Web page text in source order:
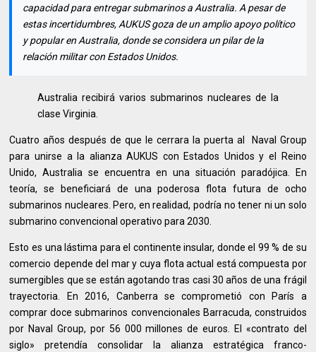
capacidad para entregar submarinos a Australia. A pesar de
estas incertidumbres, AUKUS goza de un amplio apoyo político
y popular en Australia, donde se considera un pilar de la
relación militar con Estados Unidos.
Australia recibirá varios submarinos nucleares de la
clase Virginia.
Cuatro años después de que le cerrara la puerta al Naval Group
para unirse a la alianza AUKUS con Estados Unidos y el Reino
Unido, Australia se encuentra en una situación paradójica. En
teoría, se beneficiará de una poderosa flota futura de ocho
submarinos nucleares. Pero, en realidad, podría no tener ni un solo
submarino convencional operativo para 2030.
Esto es una lástima para el continente insular, donde el 99 % de su
comercio depende del mar y cuya flota actual está compuesta por
sumergibles que se están agotando tras casi 30 años de una frágil
trayectoria. En 2016, Canberra se comprometió con París a
comprar doce submarinos convencionales Barracuda, construidos
por Naval Group, por 56 000 millones de euros. El «contrato del
siglo» pretendía consolidar la alianza estratégica franco-